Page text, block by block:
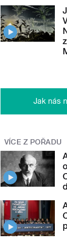
Jak nás
VÍCE Z POŘADU